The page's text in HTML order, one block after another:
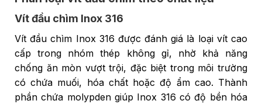
Vít đầu chìm Inox 316
Vít đầu chìm Inox 316 được đánh giá là loại vít cao
cấp trong nhóm thép không gỉ, nhờ khả năng
chống ăn mòn vượt trội, đặc biệt trong môi trường
có chứa muối, hóa chất hoặc độ ẩm cao. Thành
phần chứa molypden giúp Inox 316 có độ bền hóa